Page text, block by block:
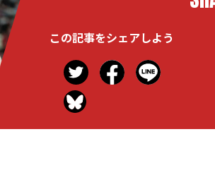
この記事をシェアしよう